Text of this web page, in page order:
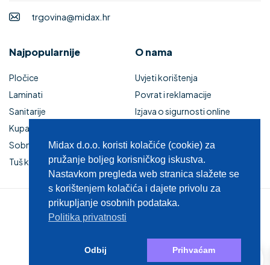
trgovina@midax.hr
Najpopularnije
Pločice
Laminati
Sanitarije
Kupaonski namještaj
Sobna vrata
Tuš kabine i kade
O nama
Uvjeti korištenja
Povrat i reklamacije
Izjava o sigurnosti online
Kupaonski namještaj
Zaštita privatnosti
© 2025 MIDAX d.o.o.
Midax d.o.o. koristi kolačiće (cookie) za
pružanje boljeg korisničkog iskustva.
Nastavkom pregleda web stranica slažete se
s korištenjem kolačića i dajete privolu za
prikupljanje osobnih podataka.
Politika privatnosti
Odbij Prihvaćam